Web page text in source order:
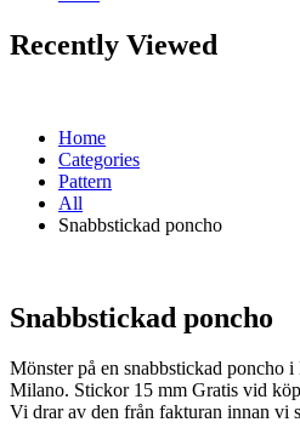
Recently Viewed
Home
Categories
Pattern
All
Snabbstickad poncho
Snabbstickad poncho
Mönster på en snabbstickad poncho
Milano. Stickor 15 mm Gratis vid
Vi drar av den från fakturan innan vi